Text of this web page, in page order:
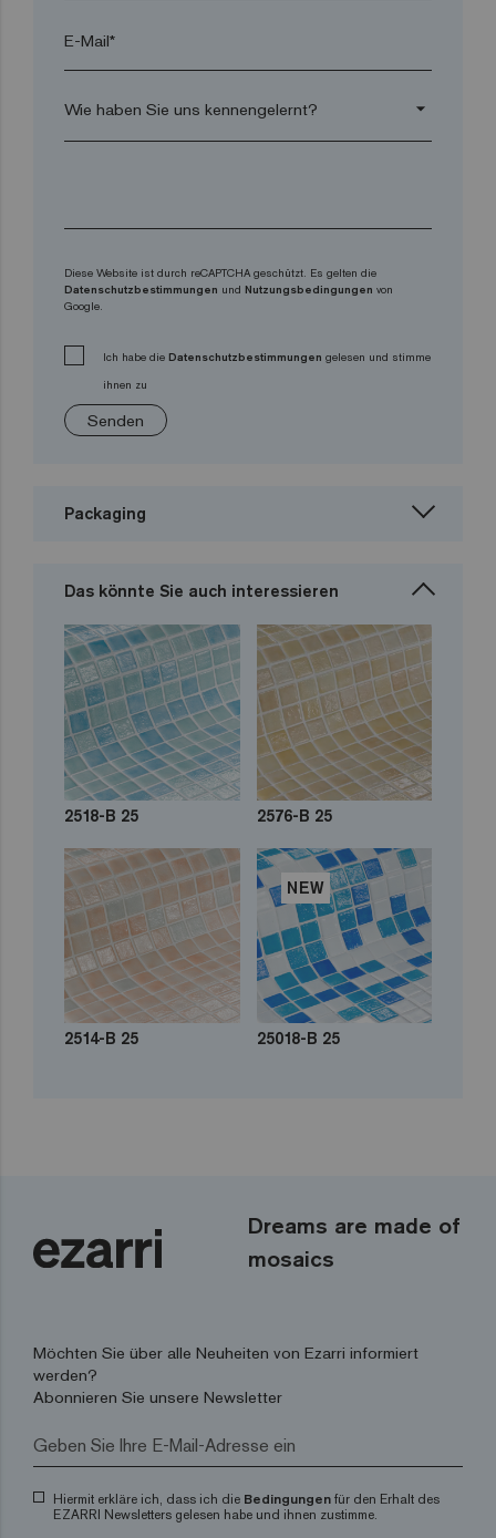
E-Mail*
arrow_drop_down
Diese Website ist durch reCAPTCHA geschützt. Es gelten die
Datenschutzbestimmungen und Nutzungsbedingungen von
Google.
Ich habe die Datenschutzbestimmungen gelesen und stimme
ihnen zu
Senden
Packaging
Das könnte Sie auch interessieren
2518-B 25 2576-B 25
2514-B 25
NEW
25018-B 25
Dreams are made of
mosaics
Möchten Sie über alle Neuheiten von Ezarri informiert
werden?
Abonnieren Sie unsere Newsletter
Hiermit erkläre ich, dass ich die Bedingungen für den Erhalt des
EZARRI Newsletters gelesen habe und ihnen zustimme.